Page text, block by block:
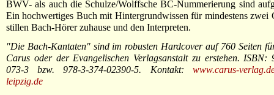
BWV- als auch die Schulze/Wolffsche BC-Nummerierung sind
Ein hochwertiges Buch mit Hintergrundwissen für mindestens zwei
stillen Bach-Hörer zuhause und den Interpreten.
"Die Bach-Kantaten" sind im robusten Hardcover auf 760 Seiten
Carus oder der Evangelischen Verlagsanstalt zu erstehen. ISBN:
073-3 bzw. 978-3-374-02390-5. Kontakt: www.carus-
leipzig.de